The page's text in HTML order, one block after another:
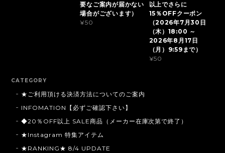
要なご案内が届かない
場合がございます）
¥50
以上でさらに
15％OFFクーポン
（2026年7月30日
（木）18:00 ～
2026年8月17日
（月）9:59まで）
¥50
CATEGORY
★ご利用頂ける決済方法についてのご案内
INFOMATION【必ずご確認下さい】
◆20％OFF以上 SALE商品（メーカー在庫次第で終了）
★Instagram 特集アイテム
★RANKING★ 8/4 UPDATE